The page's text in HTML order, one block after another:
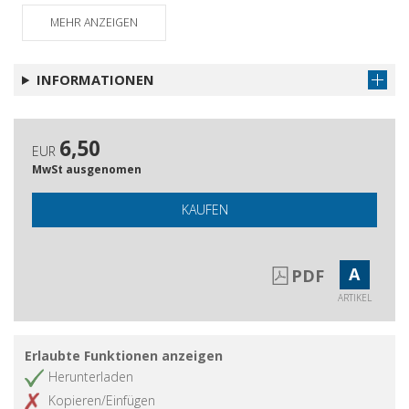
Il sito web della SISAEM
MEHR ANZEIGEN
INFORMATIONEN
EUR 6,50
MwSt ausgenomen
KAUFEN
PDF A
ARTIKEL
Erlaubte Funktionen anzeigen
Herunterladen
Kopieren/Einfügen